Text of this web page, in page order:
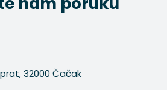
32000 Čačak